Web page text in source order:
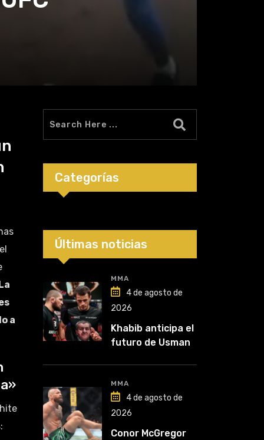
a
Categorías
Últimas noticias
MMA
4 de agosto de
2026
Khabib anticipa el
futuro de Usman
liga competirá”
MMA
4 de agosto de
2026
Conor McGregor